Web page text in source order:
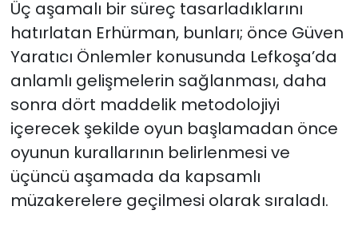
Üç aşamalı bir süreç tasarladıklarını
hatırlatan Erhürman, bunları; önce Güven
Yaratıcı Önlemler konusunda Lefkoşa’da
anlamlı gelişmelerin sağlanması, daha
sonra dört maddelik metodolojiyi
içerecek şekilde oyun başlamadan önce
oyunun kurallarının belirlenmesi ve
üçüncü aşamada da kapsamlı
müzakerelere geçilmesi olarak sıraladı.